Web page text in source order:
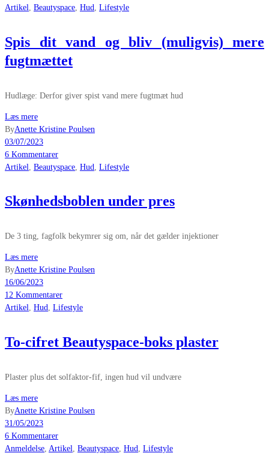
Artikel Beautyspace Hud Lifestyle
Spis dit vand og bliv (muligvis) mere
fugtmættet
Hudlæge: Derfor giver spist vand mere fugtmæt hud
Læs mere
ByAnette Kristine Poulsen
03/07/2023
6 Kommentarer
Artikel Beautyspace Hud Lifestyle
Skønhedsboblen under pres
De 3 ting, fagfolk bekymrer sig om, når det gælder injektioner
Læs mere
ByAnette Kristine Poulsen
16/06/2023
12 Kommentarer
Artikel, Hud, Lifestyle
To-cifret Beautyspace-boks plaster
Plaster plus det solfaktor-fif, ingen hud vil undvære
Læs mere
ByAnette Kristine Poulsen
31/05/2023
6 Kommentarer
Anmeldelse, Artikel, Beautyspace, Hud, Lifestyle